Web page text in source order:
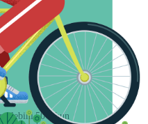
50 tahun